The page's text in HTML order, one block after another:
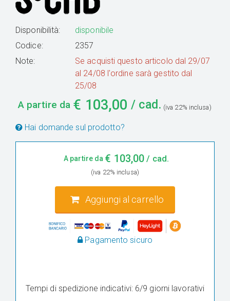
Disponibilità:
disponibile
Codice:
2357
Note:
Se acquisti questo articolo dal 29/07
al 24/08 l'ordine sarà gestito dal
25/08
A partire da € 103,00 / cad. (iva 22% inclusa)
Hai domande sul prodotto?
A partire da € 103,00 / cad.
(iva 22% inclusa)
Aggiungi al carrello
Pagamento sicuro
Tempi di spedizione indicativi: 6/9 giorni lavorativi